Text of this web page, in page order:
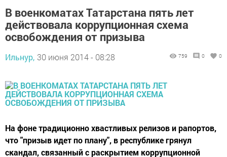
В военкоматах Татарстана пять лет
действовала коррупционная схема
освобождения от призыва
Ильнур, 30 июня 2014 - 08:28 759 0 0
На фоне традиционно хвастливых релизов и рапортов,
что "призыв идет по плану", в республике грянул
скандал, связанный с раскрытием коррупционной